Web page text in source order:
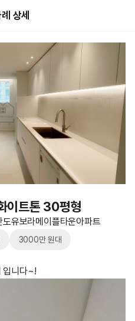
상세
이트톤 30평형
유보라메이플타운아파트
3000만 원대
입니다~!